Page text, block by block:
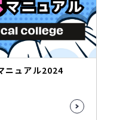
ニュアル2024